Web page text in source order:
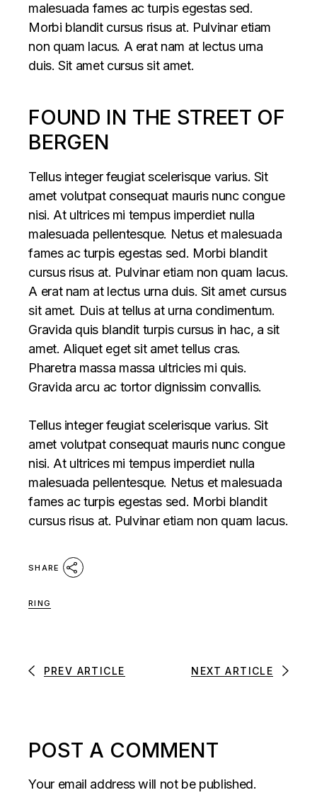
malesuada fames ac turpis egestas sed.
Morbi blandit cursus risus at. Pulvinar etiam
non quam lacus. A erat nam at lectus urna
duis. Sit amet cursus sit amet.
FOUND IN THE STREET OF
BERGEN
Tellus integer feugiat scelerisque varius. Sit
amet volutpat consequat mauris nunc congue
nisi. At ultrices mi tempus imperdiet nulla
malesuada pellentesque. Netus et malesuada
fames ac turpis egestas sed. Morbi blandit
cursus risus at. Pulvinar etiam non quam lacus.
A erat nam at lectus urna duis. Sit amet cursus
sit amet. Duis at tellus at urna condimentum.
Gravida quis blandit turpis cursus in hac, a sit
amet. Aliquet eget sit amet tellus cras.
Pharetra massa massa ultricies mi quis.
Gravida arcu ac tortor dignissim convallis.
Tellus integer feugiat scelerisque varius. Sit
amet volutpat consequat mauris nunc congue
nisi. At ultrices mi tempus imperdiet nulla
malesuada pellentesque. Netus et malesuada
fames ac turpis egestas sed. Morbi blandit
cursus risus at. Pulvinar etiam non quam lacus.
SHARE
RING
PREV ARTICLE NEXT ARTICLE
POST A COMMENT
Your email address will not be published.